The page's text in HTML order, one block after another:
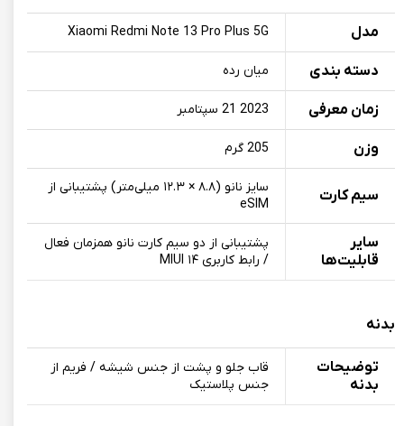
مدل Xiaomi Redmi Note 13 Pro Plus 5G
دسته بندی میان رده
زمان معرفی 2023 21 سپتامبر
وزن 205 گرم
سیم کارت
سایز نانو (۸.۸ × ۱۲.۳ میلی‌متر) پشتیبانی از
eSIM
سایر
قابلیت‌ها
پشتیبانی از دو سیم کارت نانو همزمان فعال
/ رابط کاربری MIUI ۱۴
بدنه
توضیحات
بدنه
قاب جلو و پشت از جنس شیشه / فریم از
جنس پلاستیک